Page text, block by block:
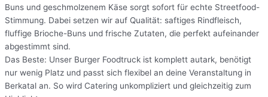
Buns und geschmolzenem Käse sorgt sofort für echte Streetfood-
Stimmung. Dabei setzen wir auf Qualität: saftiges Rindfleisch,
fluffige Brioche-Buns und frische Zutaten, die perfekt aufeinander
abgestimmt sind.
Das Beste: Unser Burger Foodtruck ist komplett autark, benötigt
nur wenig Platz und passt sich flexibel an deine Veranstaltung in
Berkatal an. So wird Catering unkompliziert und gleichzeitig zum